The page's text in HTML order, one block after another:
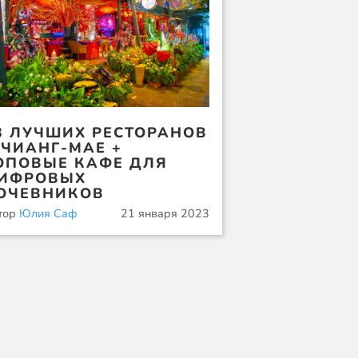
ЛУЧШИХ РЕСТОРАНОВ
МАЕ +
КАФЕ ДЛЯ
Юлия Саф 21 января 2023